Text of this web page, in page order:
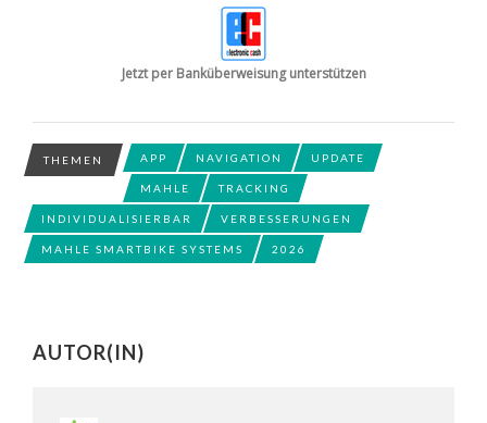
Jetzt per Banküberweisung unterstützen
THEMEN APP NAVIGATION UPDATE
MAHLE TRACKING
INDIVIDUALISIERBAR VERBESSERUNGEN
MAHLE SMARTBIKE SYSTEMS 2026
AUTOR(IN)